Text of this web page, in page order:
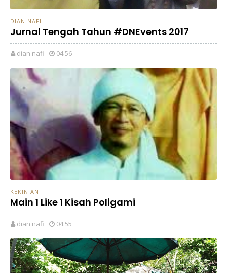
DIAN NAFI
Jurnal Tengah Tahun #DNEvents 2017
dian nafi 04.56
KEKINIAN
Main 1 Like 1 Kisah Poligami
dian nafi 04.55